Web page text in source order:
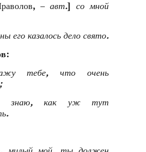
–авт.] со мной
его казалось дело свято.
тебе, что очень
как уж тут